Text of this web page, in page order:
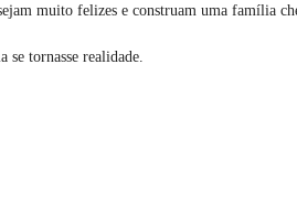
muito felizes e construam uma família
se tornasse realidade.